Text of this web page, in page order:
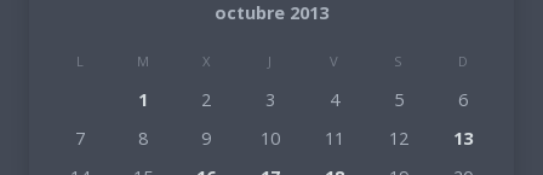
octubre 2013
L M X J V S D
1 2 3 4 5
6
7
8 9 10 11 12
13